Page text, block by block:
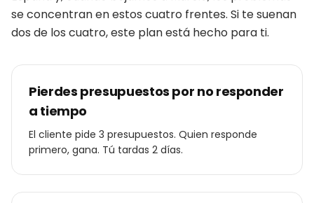
se concentran en estos cuatro frentes. Si te suenan
dos de los cuatro, este plan está hecho para ti.
Pierdes presupuestos por no responder
a tiempo
El cliente pide 3 presupuestos. Quien responde
primero, gana. Tú tardas 2 días.